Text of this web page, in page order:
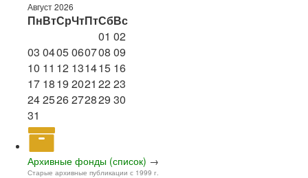
Август 2026
ПнВтСрЧтПтСбВс
01 02
03 0405060708 09
10 11 12 131415 16
17 1819 2021 2223
242526272829 30
31
Архивные фонды (список) →
Старые архивные публикации с 1999 г.